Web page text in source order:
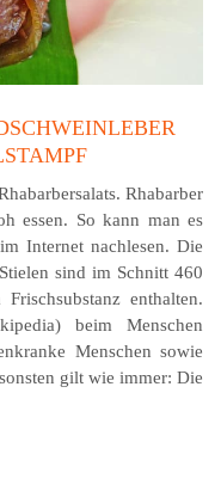
Rhabarber
essen. So kann man es
Internet nachlesen. Die
sind im Schnitt 460
enthalten.
beim Menschen
Menschen sowie
gilt wie immer: Die